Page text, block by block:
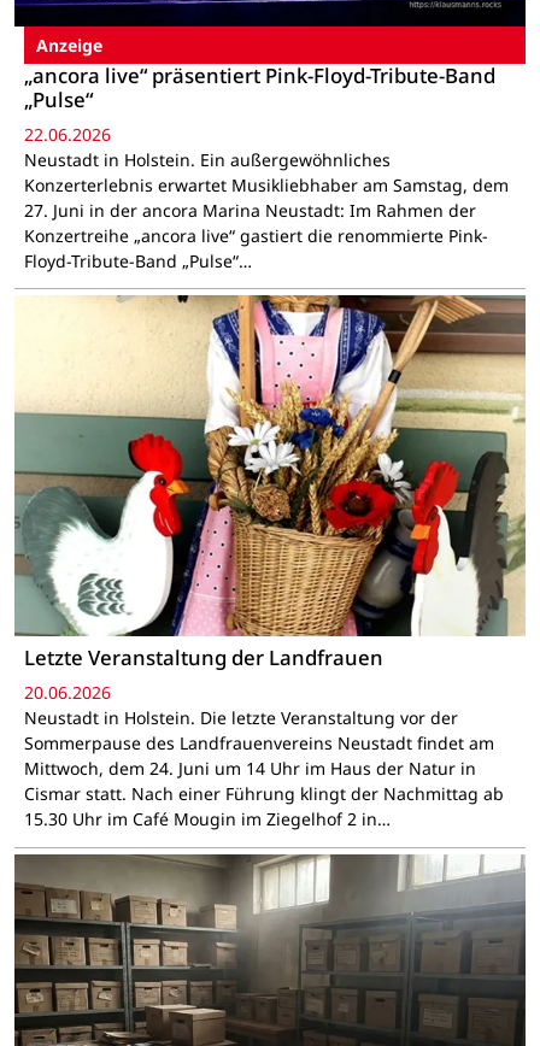
Anzeige
„ancora live“ präsentiert Pink-Floyd-Tribute-Band
„Pulse“
22.06.2026
Neustadt in Holstein. Ein außergewöhnliches
Konzerterlebnis erwartet Musikliebhaber am Samstag, dem
27. Juni in der ancora Marina Neustadt: Im Rahmen der
Konzertreihe „ancora live“ gastiert die renommierte Pink-
Floyd-Tribute-Band „Pulse“…
Letzte Veranstaltung der Landfrauen
20.06.2026
Neustadt in Holstein. Die letzte Veranstaltung vor der
Sommerpause des Landfrauenvereins Neustadt findet am
Mittwoch, dem 24. Juni um 14 Uhr im Haus der Natur in
Cismar statt. Nach einer Führung klingt der Nachmittag ab
15.30 Uhr im Café Mougin im Ziegelhof 2 in…